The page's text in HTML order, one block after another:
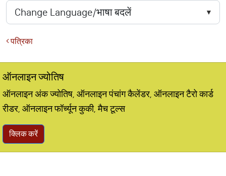
पत्रिका
ऑनलाइन ज्योतिष
ऑनलाइन अंक ज्योतिष, ऑनलाइन पंचांग कैलेंडर, ऑनलाइन टैरो कार्ड
रीडर, ऑनलाइन फॉर्च्यून कुकी, मैच टूल्स
क्लिक करें